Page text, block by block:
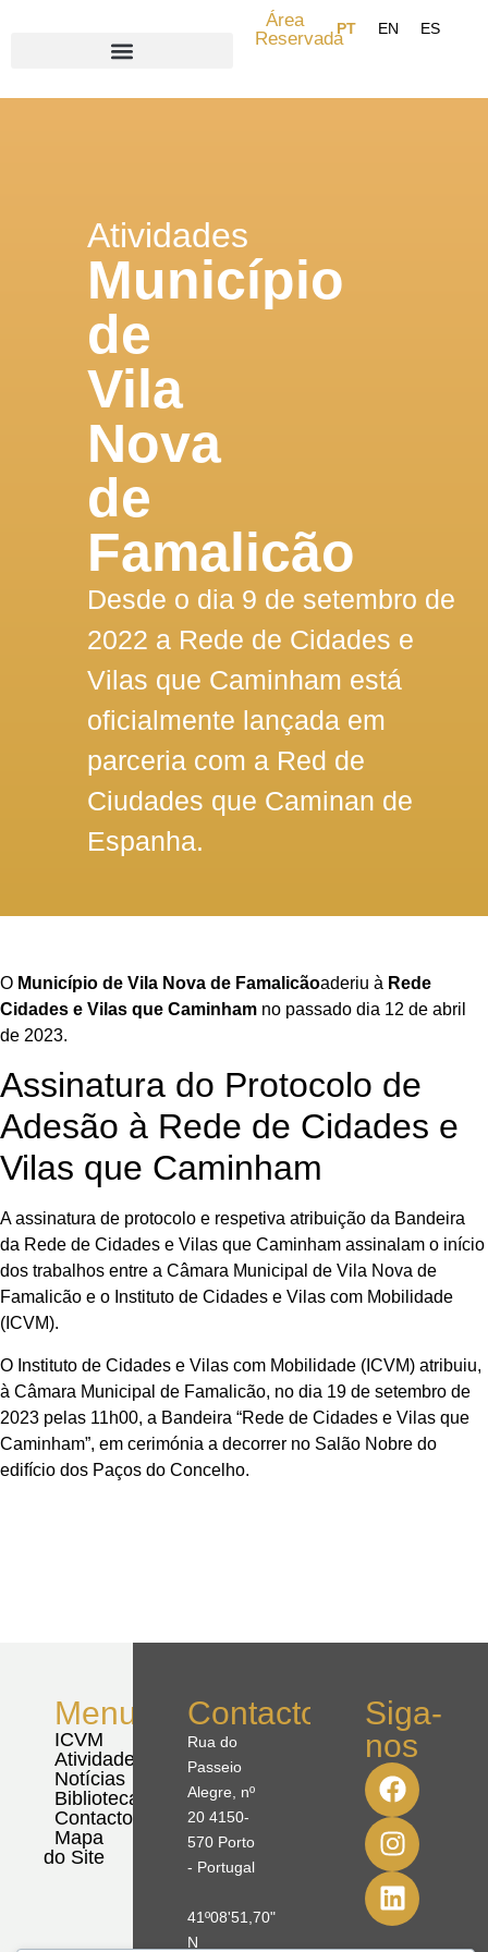
Área
Reservada
Atividades
Município
de
Vila
Nova
de
Famalicão
Desde o dia 9 de setembro de
2022 a Rede de Cidades e
Vilas que Caminham está
oficialmente lançada em
parceria com a Red de
Ciudades que Caminan de
Espanha.
O Município de Vila Nova de Famalicãoaderiu à Rede
Cidades e Vilas que Caminham no passado dia 12 de abril
de 2023.
Assinatura do Protocolo de
Adesão à Rede de Cidades e
Vilas que Caminham
A assinatura de protocolo e respetiva atribuição da Bandeira
da Rede de Cidades e Vilas que Caminham assinalam o início
dos trabalhos entre a Câmara Municipal de Vila Nova de
Famalicão e o Instituto de Cidades e Vilas com Mobilidade
(ICVM).
O Instituto de Cidades e Vilas com Mobilidade (ICVM) atribuiu,
à Câmara Municipal de Famalicão, no dia 19 de setembro de
2023 pelas 11h00, a Bandeira “Rede de Cidades e Vilas que
Caminham”, em cerimónia a decorrer no Salão Nobre do
edifício dos Paços do Concelho.
Menu
ICVM
Atividades
Notícias
Biblioteca
Contactos
Mapa
do Site
Contactos
Rua do
Passeio
Alegre, nº
20 4150-
570 Porto
- Portugal
41º08'51,70"
N
Siga-
nos